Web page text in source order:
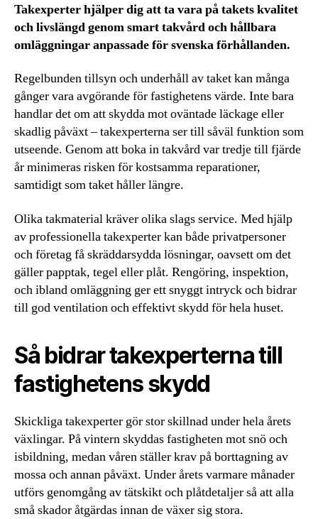
Takexperter hjälper dig att ta vara på takets kvalitet
och livslängd genom smart takvård och hållbara
omläggningar anpassade för svenska förhållanden.
Regelbunden tillsyn och underhåll av taket kan många
gånger vara avgörande för fastighetens värde. Inte bara
handlar det om att skydda mot oväntade läckage eller
skadlig påväxt – takexperterna ser till såväl funktion som
utseende. Genom att boka in takvård var tredje till fjärde
år minimeras risken för kostsamma reparationer,
samtidigt som taket håller längre.
Olika takmaterial kräver olika slags service. Med hjälp
av professionella takexperter kan både privatpersoner
och företag få skräddarsydda lösningar, oavsett om det
gäller papptak, tegel eller plåt. Rengöring, inspektion,
och ibland omläggning ger ett snyggt intryck och bidrar
till god ventilation och effektivt skydd för hela huset.
Så bidrar takexperterna till
fastighetens skydd
Skickliga takexperter gör stor skillnad under hela årets
växlingar. På vintern skyddas fastigheten mot snö och
isbildning, medan våren ställer krav på borttagning av
mossa och annan påväxt. Under årets varmare månader
utförs genomgång av tätskikt och plåtdetaljer så att alla
små skador åtgärdas innan de växer sig stora.